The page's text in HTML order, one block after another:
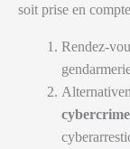
soit prise en
Rendez-